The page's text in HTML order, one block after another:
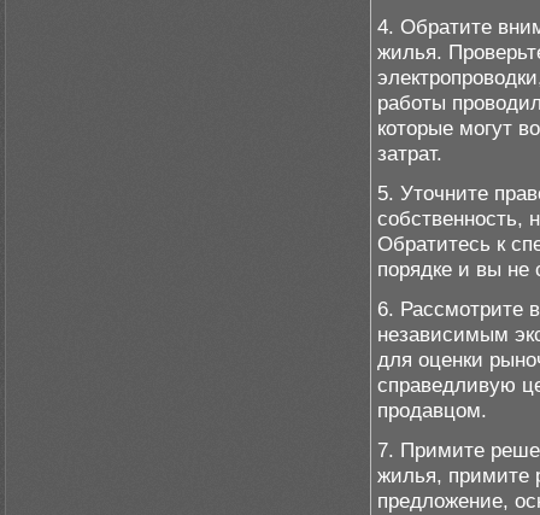
4. Обратите
жилья.
работы
которые могут
затрат.
5. Уточните
собственность,
Обратитесь к
порядке и вы не
6. Рассмотрите
независимым
для оценки
справедливую
продавцом.
7. Примите
жилья, примите
предложение,